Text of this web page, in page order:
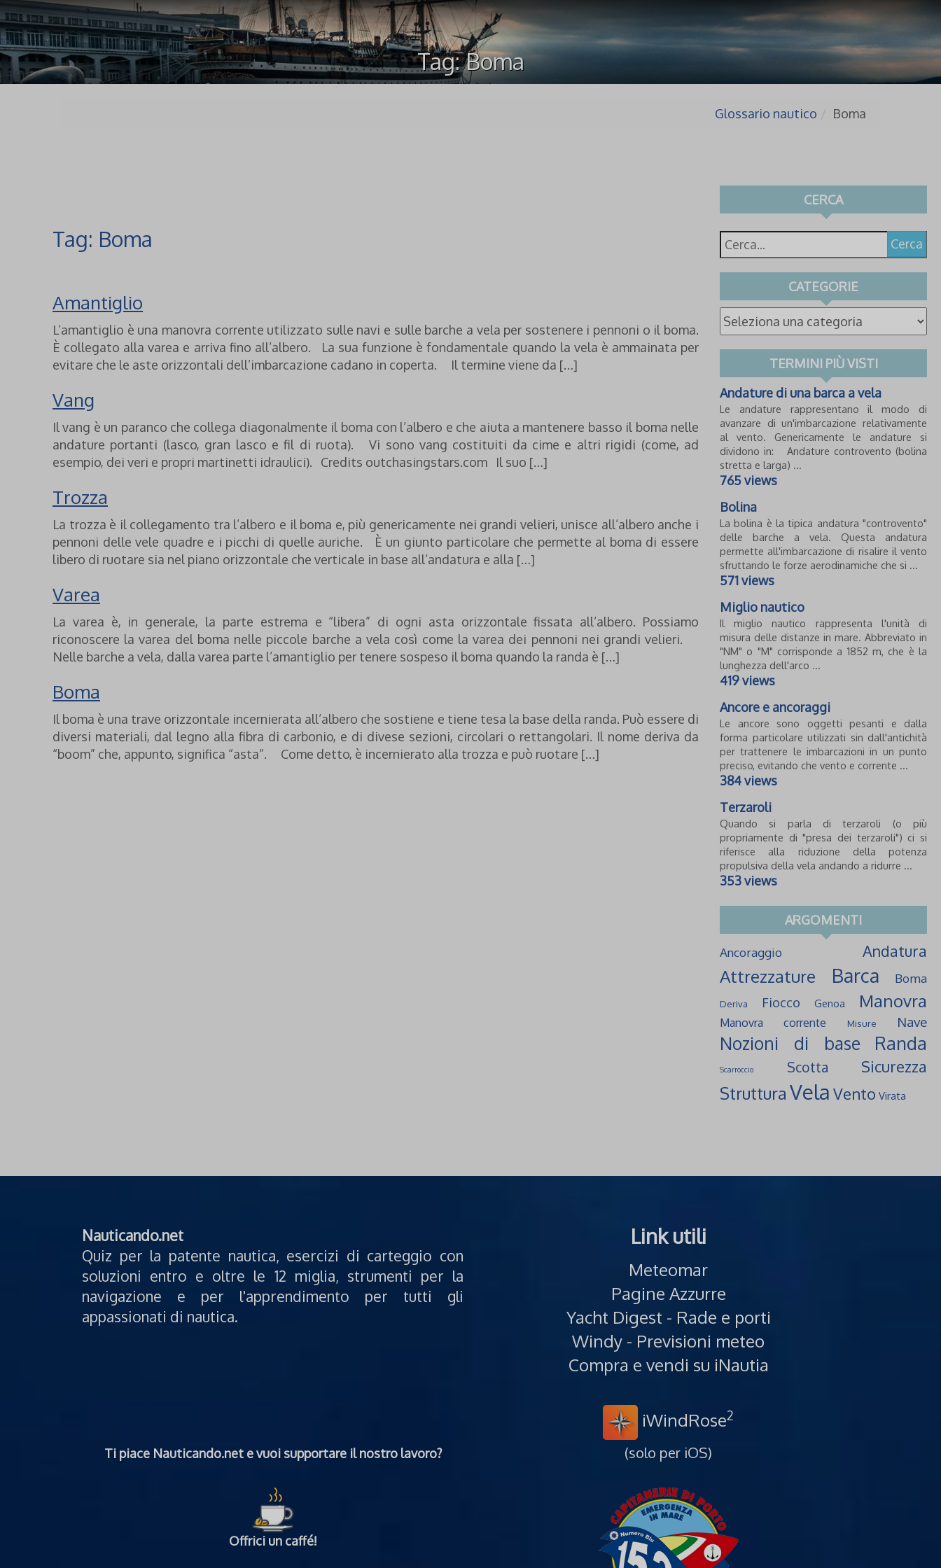
Tag:Boma
Glossario nautico Boma
Tag: Boma
Amantiglio
L’amantiglio è una manovra corrente utilizzato sulle navi e sulle barche a vela per sostenere i pennoni o il boma.
È collegato alla varea e arriva fino all’albero. La sua funzione è fondamentale quando la vela è ammainata per
evitare che le aste orizzontali dell’imbarcazione cadano in coperta. Il termine viene da […]
Vang
Il vang è un paranco che collega diagonalmente il boma con l’albero e che aiuta a mantenere basso il boma nelle
andature portanti (lasco, gran lasco e fil di ruota). Vi sono vang costituiti da cime e altri rigidi (come, ad
esempio, dei veri e propri martinetti idraulici). Credits outchasingstars.com Il suo […]
Trozza
La trozza è il collegamento tra l’albero e il boma e, più genericamente nei grandi velieri, unisce all’albero anche i
pennoni delle vele quadre e i picchi di quelle auriche. È un giunto particolare che permette al boma di essere
libero di ruotare sia nel piano orizzontale che verticale in base all’andatura e alla […]
Varea
La varea è, in generale, la parte estrema e “libera” di ogni asta orizzontale fissata all’albero. Possiamo
riconoscere la varea del boma nelle piccole barche a vela così come la varea dei pennoni nei grandi velieri.
Nelle barche a vela, dalla varea parte l’amantiglio per tenere sospeso il boma quando la randa è […]
Boma
Il boma è una trave orizzontale incernierata all’albero che sostiene e tiene tesa la base della randa. Può essere di
diversi materiali, dal legno alla fibra di carbonio, e di divese sezioni, circolari o rettangolari. Il nome deriva da
“boom” che, appunto, significa “asta”. Come detto, è incernierato alla trozza e può ruotare […]
CERCA
Cerca
CATEGORIE
TERMINI PIÙ VISTI
Andature di una barca a vela
Le andature rappresentano il modo di
avanzare di un'imbarcazione relativamente
al vento. Genericamente le andature si
dividono in: Andature controvento (bolina
stretta e larga) ...
765 views
Bolina
La bolina è la tipica andatura "controvento"
delle barche a vela. Questa andatura
permette all'imbarcazione di risalire il vento
sfruttando le forze aerodinamiche che si ...
571 views
Miglio nautico
Il miglio nautico rappresenta l'unità di
misura delle distanze in mare. Abbreviato in
"NM" o "M" corrisponde a 1852 m, che è la
lunghezza dell'arco ...
419 views
Ancore e ancoraggi
Le ancore sono oggetti pesanti e dalla
forma particolare utilizzati sin dall'antichità
per trattenere le imbarcazioni in un punto
preciso, evitando che vento e corrente ...
384 views
Terzaroli
Quando si parla di terzaroli (o più
propriamente di "presa dei terzaroli") ci si
riferisce alla riduzione della potenza
propulsiva della vela andando a ridurre ...
353 views
ARGOMENTI
Ancoraggio Andatura
Attrezzature Barca Boma
Deriva Fiocco Genoa Manovra
Manovra corrente Misure Nave
Nozioni di base Randa
Scarroccio Scotta Sicurezza
Struttura Vela Vento Virata
Nauticando.net
Quiz per la patente nautica, esercizi di carteggio con
soluzioni entro e oltre le 12 miglia, strumenti per la
navigazione e per l'apprendimento per tutti gli
appassionati di nautica.
Ti piace Nauticando.net e vuoi supportare il nostro lavoro?
Offrici un caffé!
Link utili
Meteomar
Pagine Azzurre
Yacht Digest - Rade e porti
Windy - Previsioni meteo
Compra e vendi su iNautia
iWindRose2
(solo per iOS)